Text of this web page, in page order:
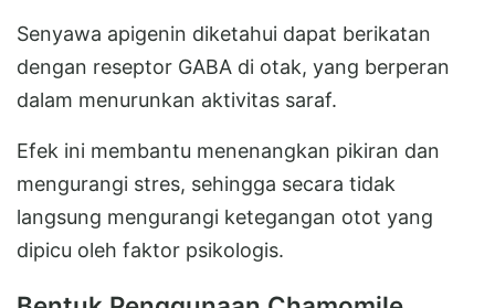
Senyawa apigenin diketahui dapat berikatan
dengan reseptor GABA di otak, yang berperan
dalam menurunkan aktivitas saraf.
Efek ini membantu menenangkan pikiran dan
mengurangi stres, sehingga secara tidak
langsung mengurangi ketegangan otot yang
dipicu oleh faktor psikologis.